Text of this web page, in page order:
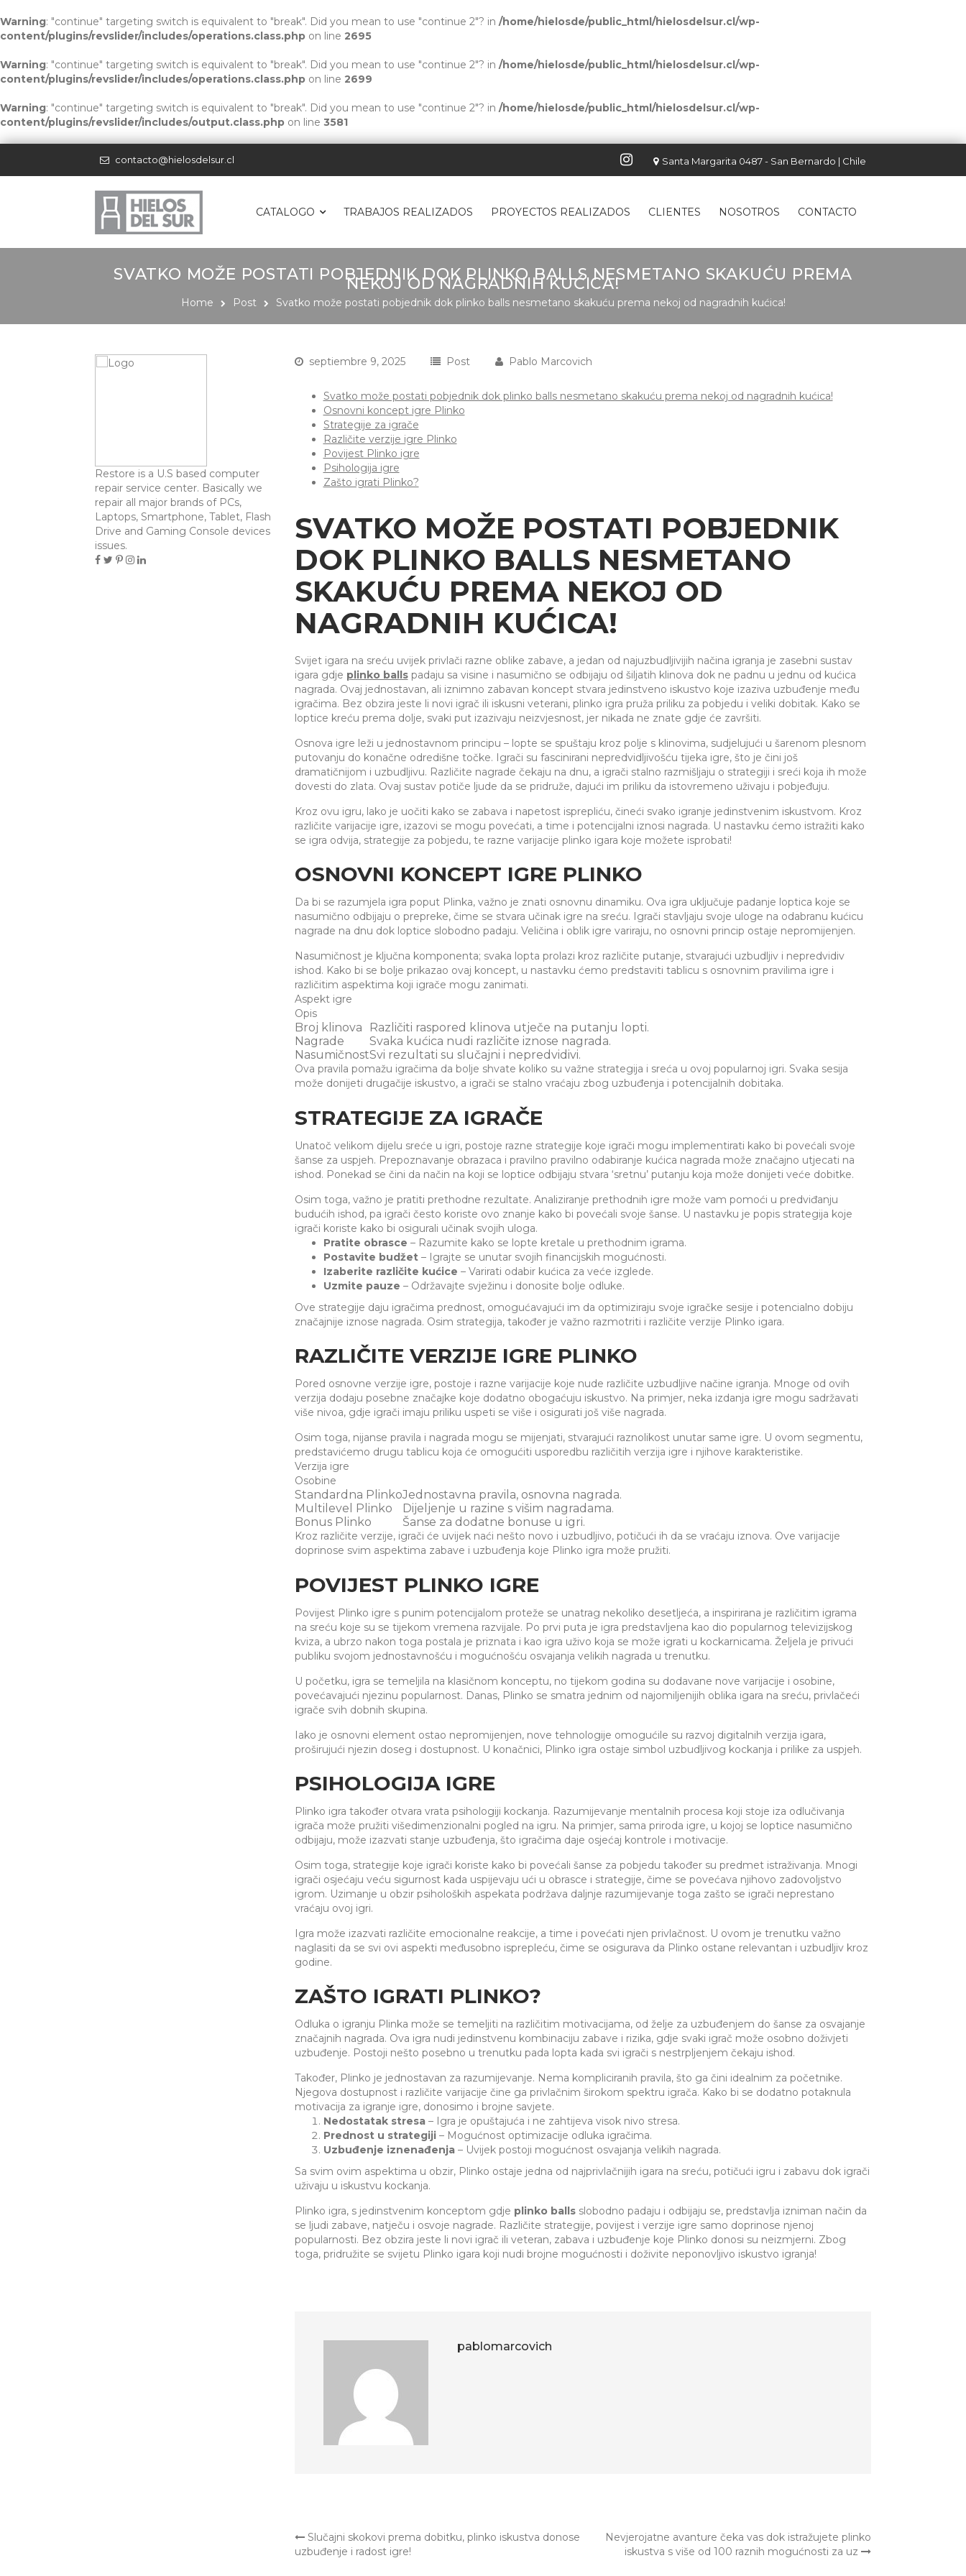
Warning: "continue" targeting switch is equivalent to "break". Did you mean to use "continue 2"? in /home/hielosde/public_html/hielosdelsur.cl/wp-
content/plugins/revslider/includes/operations.class.php on line 2695
Warning: "continue" targeting switch is equivalent to "break". Did you mean to use "continue 2"? in /home/hielosde/public_html/hielosdelsur.cl/wp-
content/plugins/revslider/includes/operations.class.php on line 2699
Warning: "continue" targeting switch is equivalent to "break". Did you mean to use "continue 2"? in /home/hielosde/public_html/hielosdelsur.cl/wp-
content/plugins/revslider/includes/output.class.php on line 3581
contacto@hielosdelsur.cl Santa Margarita 0487 - San Bernardo | Chile
CATALOGO TRABAJOS REALIZADOS PROYECTOS REALIZADOS CLIENTES NOSOTROS CONTACTO
SVATKO MOŽE POSTATI POBJEDNIK DOK PLINKO BALLS NESMETANO SKAKUĆU PREMA
NEKOJ OD NAGRADNIH KUĆICA!
Home Post Svatko može postati pobjednik dok plinko balls nesmetano skakuću prema nekoj od nagradnih kućica!
septiembre 9, 2025 Post Pablo Marcovich
Svatko može postati pobjednik dok plinko balls nesmetano skakuću prema nekoj od nagradnih kućica!
Osnovni koncept igre Plinko
Strategije za igrače
Različite verzije igre Plinko
Povijest Plinko igre
Psihologija igre
Zašto igrati Plinko?
SVATKO MOŽE POSTATI POBJEDNIK
DOK PLINKO BALLS NESMETANO
SKAKUĆU PREMA NEKOJ OD
NAGRADNIH KUĆICA!
Svijet igara na sreću uvijek privlači razne oblike zabave, a jedan od najuzbudljivijih načina igranja je zasebni sustav
igara gdje plinko ballspadaju sa visine i nasumično se odbijaju od šiljatih klinova dok ne padnu u jednu od kućica
nagrada. Ovaj jednostavan, ali iznimno zabavan koncept stvara jedinstveno iskustvo koje izaziva uzbuđenje među
igračima. Bez obzira jeste li novi igrač ili iskusni veterani, plinko igra pruža priliku za pobjedu i veliki dobitak. Kako se
loptice kreću prema dolje, svaki put izazivaju neizvjesnost, jer nikada ne znate gdje će završiti.
Osnova igre leži u jednostavnom principu – lopte se spuštaju kroz polje s klinovima, sudjelujući u šarenom plesnom
putovanju do konačne odredišne točke. Igrači su fascinirani nepredvidljivošću tijeka igre, što je čini još
dramatičnijom i uzbudljivu. Različite nagrade čekaju na dnu, a igrači stalno razmišljaju o strategiji i sreći koja ih može
dovesti do zlata. Ovaj sustav potiče ljude da se pridruže, dajući im priliku da istovremeno uživaju i pobjeđuju.
Kroz ovu igru, lako je uočiti kako se zabava i napetost isprepliću, čineći svako igranje jedinstvenim iskustvom. Kroz
različite varijacije igre, izazovi se mogu povećati, a time i potencijalni iznosi nagrada. U nastavku ćemo istražiti kako
se igra odvija, strategije za pobjedu, te razne varijacije plinko igara koje možete isprobati!
OSNOVNI KONCEPT IGRE PLINKO
Da bi se razumjela igra poput Plinka, važno je znati osnovnu dinamiku. Ova igra uključuje padanje loptica koje se
nasumično odbijaju o prepreke, čime se stvara učinak igre na sreću. Igrači stavljaju svoje uloge na odabranu kućicu
nagrade na dnu dok loptice slobodno padaju. Veličina i oblik igre variraju, no osnovni princip ostaje nepromijenjen.
Nasumičnost je ključna komponenta; svaka lopta prolazi kroz različite putanje, stvarajući uzbudljiv i nepredvidiv
ishod. Kako bi se bolje prikazao ovaj koncept, u nastavku ćemo predstaviti tablicu s osnovnim pravilima igre i
različitim aspektima koji igrače mogu zanimati.
Aspekt igre
Opis
Broj klinova
Različiti raspored klinova utječe na putanju lopti.
Nagrade
Svaka kućica nudi različite iznose nagrada.
NasumičnostSvi rezultati su slučajni i nepredvidivi.
Ova pravila pomažu igračima da bolje shvate koliko su važne strategija i sreća u ovoj popularnoj igri. Svaka sesija
može donijeti drugačije iskustvo, a igrači se stalno vraćaju zbog uzbuđenja i potencijalnih dobitaka.
STRATEGIJE ZA IGRAČE
Unatoč velikom dijelu sreće u igri, postoje razne strategije koje igrači mogu implementirati kako bi povećali svoje
šanse za uspjeh. Prepoznavanje obrazaca i pravilno pravilno odabiranje kućica nagrada može značajno utjecati na
ishod. Ponekad se čini da način na koji se loptice odbijaju stvara ‘sretnu’ putanju koja može donijeti veće dobitke.
Osim toga, važno je pratiti prethodne rezultate. Analiziranje prethodnih igre može vam pomoći u predviđanju
budućih ishod, pa igrači često koriste ovo znanje kako bi povećali svoje šanse. U nastavku je popis strategija koje
igrači koriste kako bi osigurali učinak svojih uloga.
Pratite obrasce – Razumite kako se lopte kretale u prethodnim igrama.
Postavite budžet– Igrajte se unutar svojih financijskih mogućnosti.
Izaberite različite kućice – Varirati odabir kućica za veće izglede.
Uzmite pauze – Održavajte svježinu i donosite bolje odluke.
Ove strategije daju igračima prednost, omogućavajući im da optimiziraju svoje igračke sesije i potencialno dobiju
značajnije iznose nagrada. Osim strategija, također je važno razmotriti i različite verzije Plinko igara.
RAZLIČITE VERZIJE IGRE PLINKO
Pored osnovne verzije igre, postoje i razne varijacije koje nude različite uzbudljive načine igranja. Mnoge od ovih
verzija dodaju posebne značajke koje dodatno obogaćuju iskustvo. Na primjer, neka izdanja igre mogu sadržavati
više nivoa, gdje igrači imaju priliku uspeti se više i osigurati još više nagrada.
Osim toga, nijanse pravila i nagrada mogu se mijenjati, stvarajući raznolikost unutar same igre. U ovom segmentu,
predstavićemo drugu tablicu koja će omogućiti usporedbu različitih verzija igre i njihove karakteristike.
Verzija igre
Osobine
Standardna PlinkoJednostavna pravila, osnovna nagrada.
Multilevel Plinko
Dijeljenje u razine s višim nagradama.
Bonus Plinko
Šanse za dodatne bonuse u igri.
Kroz različite verzije, igrači će uvijek naći nešto novo i uzbudljivo, potičući ih da se vraćaju iznova. Ove varijacije
doprinose svim aspektima zabave i uzbuđenja koje Plinko igra može pružiti.
POVIJEST PLINKO IGRE
Povijest Plinko igre s punim potencijalom proteže se unatrag nekoliko desetljeća, a inspirirana je različitim igrama
na sreću koje su se tijekom vremena razvijale. Po prvi puta je igra predstavljena kao dio popularnog televizijskog
kviza, a ubrzo nakon toga postala je priznata i kao igra uživo koja se može igrati u kockarnicama. Željela je privući
publiku svojom jednostavnošću i mogućnošću osvajanja velikih nagrada u trenutku.
U početku, igra se temeljila na klasičnom konceptu, no tijekom godina su dodavane nove varijacije i osobine,
povećavajući njezinu popularnost. Danas, Plinko se smatra jednim od najomiljenijih oblika igara na sreću, privlačeći
igrače svih dobnih skupina.
Iako je osnovni element ostao nepromijenjen, nove tehnologije omogućile su razvoj digitalnih verzija igara,
proširujući njezin doseg i dostupnost. U konačnici, Plinko igra ostaje simbol uzbudljivog kockanja i prilike za uspjeh.
PSIHOLOGIJA IGRE
Plinko igra također otvara vrata psihologiji kockanja. Razumijevanje mentalnih procesa koji stoje iza odlučivanja
igrača može pružiti višedimenzionalni pogled na igru. Na primjer, sama priroda igre, u kojoj se loptice nasumično
odbijaju, može izazvati stanje uzbuđenja, što igračima daje osjećaj kontrole i motivacije.
Osim toga, strategije koje igrači koriste kako bi povećali šanse za pobjedu također su predmet istraživanja. Mnogi
igrači osjećaju veću sigurnost kada uspijevaju ući u obrasce i strategije, čime se povećava njihovo zadovoljstvo
igrom. Uzimanje u obzir psiholoških aspekata podržava daljnje razumijevanje toga zašto se igrači neprestano
vraćaju ovoj igri.
Igra može izazvati različite emocionalne reakcije, a time i povećati njen privlačnost. U ovom je trenutku važno
naglasiti da se svi ovi aspekti međusobno isprepleću, čime se osigurava da Plinko ostane relevantan i uzbudljiv kroz
godine.
ZAŠTO IGRATI PLINKO?
Odluka o igranju Plinka može se temeljiti na različitim motivacijama, od želje za uzbuđenjem do šanse za osvajanje
značajnih nagrada. Ova igra nudi jedinstvenu kombinaciju zabave i rizika, gdje svaki igrač može osobno doživjeti
uzbuđenje. Postoji nešto posebno u trenutku pada lopta kada svi igrači s nestrpljenjem čekaju ishod.
Također, Plinko je jednostavan za razumijevanje. Nema kompliciranih pravila, što ga čini idealnim za početnike.
Njegova dostupnost i različite varijacije čine ga privlačnim širokom spektru igrača. Kako bi se dodatno potaknula
motivacija za igranje igre, donosimo i brojne savjete.
Nedostatak stresa– Igra je opuštajuća i ne zahtijeva visok nivo stresa.
Prednost u strategiji– Mogućnost optimizacije odluka igračima.
Uzbuđenje iznenađenja– Uvijek postoji mogućnost osvajanja velikih nagrada.
Sa svim ovim aspektima u obzir, Plinko ostaje jedna od najprivlačnijih igara na sreću, potičući igru i zabavu dok igrači
uživaju u iskustvu kockanja.
Plinko igra, s jedinstvenim konceptom gdje plinko ballsslobodno padaju i odbijaju se, predstavlja izniman način da
se ljudi zabave, natječu i osvoje nagrade. Različite strategije, povijest i verzije igre samo doprinose njenoj
popularnosti. Bez obzira jeste li novi igrač ili veteran, zabava i uzbuđenje koje Plinko donosi su neizmjerni. Zbog
toga, pridružite se svijetu Plinko igara koji nudi brojne mogućnosti i doživite neponovljivo iskustvo igranja!
pablomarcovich
Slučajni skokovi prema dobitku, plinko iskustva donose
uzbuđenje i radost igre!
Nevjerojatne avanture čeka vas dok istražujete plinko
iskustva s više od 100 raznih mogućnosti za uz
Restore is a U.S based computer
repair service center. Basically we
repair all major brands of PCs,
Laptops, Smartphone, Tablet, Flash
Drive and Gaming Console devices
issues.